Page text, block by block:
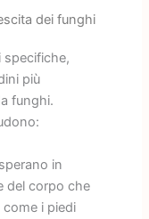
dei funghi
più
funghi.
in
del corpo che
i piedi